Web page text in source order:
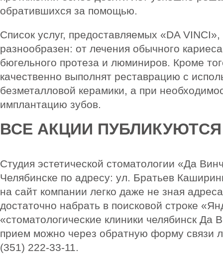
обратившихся за помощью.
Список услуг, предоставляемых «DA
разнообразен: от лечения обычного
бюгельного протеза и люминиров. Кроме
качественно выполнят реставрацию с
безметалловой керамики, а при
имплантацию зубов.
ВСЕ АКЦИИ
Студия эстетической стоматологии «Да
Челябинске по адресу: ул. Братьев
на сайт компании легко даже не зная
достаточно набрать в поисковой строке
«стоматологические клиники челябинск Да
прием можно через обратную форму связи
(351) 222-33-11.